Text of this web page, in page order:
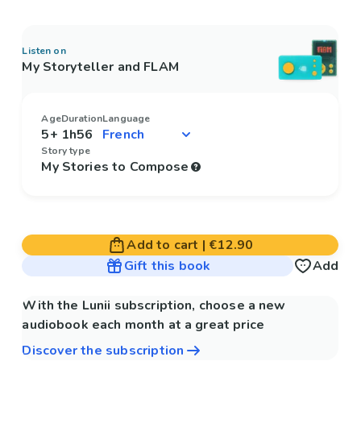
Listen on
My Storyteller and FLAM
Age
5+
Duration
1h56
Language
Story type
My Stories to Compose
Add to cart | €12.90
Gift this book
Add
With the Lunii subscription, choose a new
audiobook each month at a great price
Discover the subscription